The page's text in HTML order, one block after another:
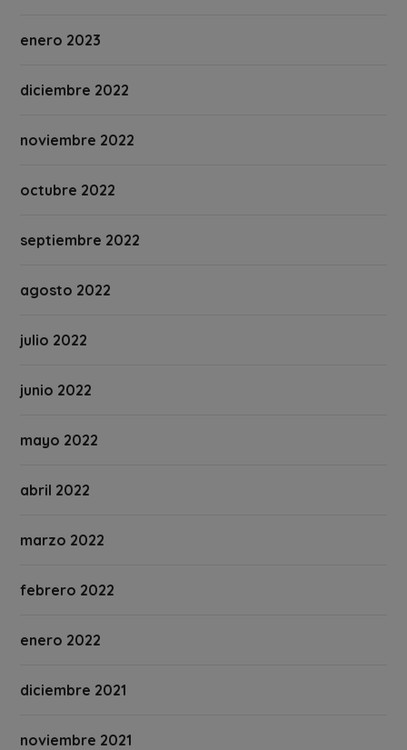
enero 2023
diciembre 2022
noviembre 2022
octubre 2022
septiembre 2022
agosto 2022
julio 2022
junio 2022
mayo 2022
abril 2022
marzo 2022
febrero 2022
enero 2022
diciembre 2021
noviembre 2021